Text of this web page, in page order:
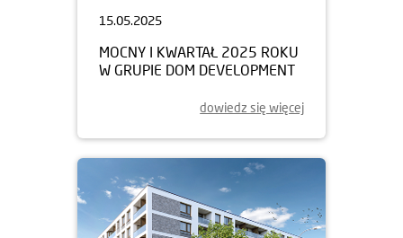
15.05.2025
MOCNY I KWARTAŁ 2025 ROKU
W GRUPIE DOM DEVELOPMENT
dowiedz się więcej